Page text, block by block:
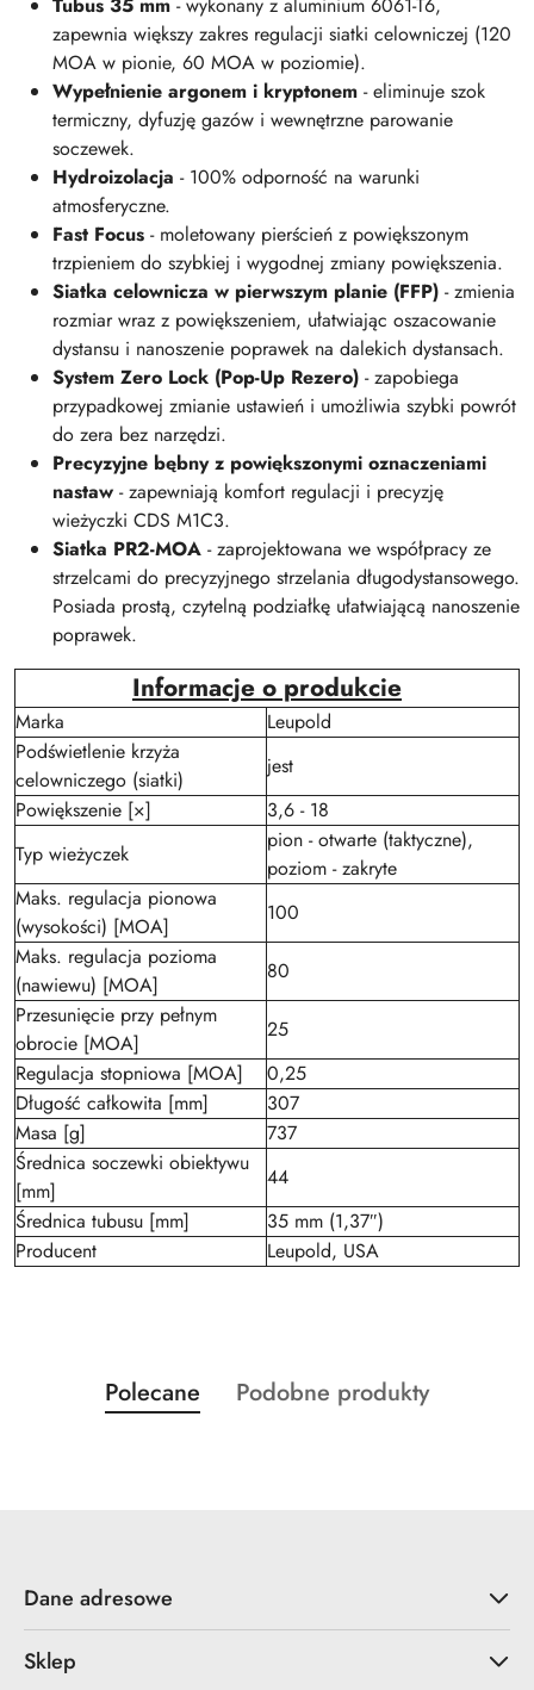
zapewnia większy zakres regulacji siatki celowniczej (120
MOA w pionie, 60 MOA w poziomie).
Wypełnienie argonem i kryptonem - eliminuje szok
termiczny, dyfuzję gazów i wewnętrzne parowanie
soczewek.
Hydroizolacja - 100% odporność na warunki
atmosferyczne.
Fast Focus - moletowany pierścień z powiększonym
trzpieniem do szybkiej i wygodnej zmiany powiększenia.
Siatka celownicza w pierwszym planie (FFP) - zmienia
rozmiar wraz z powiększeniem, ułatwiając oszacowanie
dystansu i nanoszenie poprawek na dalekich dystansach.
System Zero Lock (Pop-Up Rezero) - zapobiega
przypadkowej zmianie ustawień i umożliwia szybki powrót
do zera bez narzędzi.
Precyzyjne bębny z powiększonymi oznaczeniami
nastaw - zapewniają komfort regulacji i precyzję
wieżyczki CDS M1C3.
Siatka PR2-MOA - zaprojektowana we współpracy ze
strzelcami do precyzyjnego strzelania długodystansowego.
Posiada prostą, czytelną podziałkę ułatwiającą nanoszenie
poprawek.
Informacje o produkcie
Marka
Leupold
Podświetlenie krzyża
celowniczego (siatki)
jest
Powiększenie [×]
3,6 - 18
Typ wieżyczek
pion - otwarte (taktyczne),
poziom - zakryte
Maks. regulacja pionowa
(wysokości) [MOA]
100
Maks. regulacja pozioma
(nawiewu) [MOA]
80
Przesunięcie przy pełnym
obrocie [MOA]
25
Regulacja stopniowa [MOA]
0,25
Długość całkowita [mm]
307
Masa [g]
737
Średnica soczewki obiektywu
[mm]
44
Średnica tubusu [mm]
35 mm (1,37″)
Producent
Leupold, USA
Pomiń karuzelę produktów
Produkty
o
Polecane
Produkty
Podobne produkty
Dane adresowe
Sklep